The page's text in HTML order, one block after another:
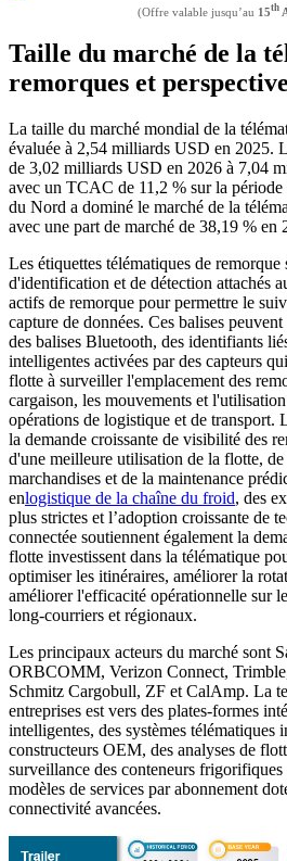
(Offre valable jusqu’au 15th
Taille du marché de la
remorques et
La taille du marché mondial de la
évaluée à 2,54 milliards USD en 2025.
de 3,02 milliards USD en 2026 à 7,04
avec un TCAC de 11,2 % sur la
du Nord a dominé le marché de la
avec une part de marché de 38,19 % en
Les étiquettes télématiques de
d'identification et de détection attachés
actifs de remorque pour permettre le
capture de données. Ces balises
des balises Bluetooth, des identifiants
intelligentes activées par des capteurs
flotte à surveiller l'emplacement des
cargaison, les mouvements et
opérations de logistique et de transport.
la demande croissante de visibilité des
d'une meilleure utilisation de la flotte, de
marchandises et de la maintenance
enlogistique de la chaîne du froid, des
plus strictes et l’adoption croissante de
connectée soutiennent également la
flotte investissent dans la télématique
optimiser les itinéraires, améliorer la
améliorer l'efficacité opérationnelle sur
long-courriers et régionaux.
Les principaux acteurs du marché sont
ORBCOMM, Verizon Connect,
Schmitz Cargobull, ZF et CalAmp. La
entreprises est vers des plates-formes
intelligentes, des systèmes télématiques
constructeurs OEM, des analyses de
surveillance des conteneurs
modèles de services par abonnement
connectivité avancées.